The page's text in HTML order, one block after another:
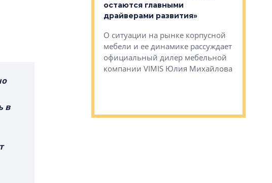
в
остаются главными
драйверами развития»
О ситуации на рынке корпусной
мебели и ее динамике рассуждает
официальный дилер мебельной
компании VIMIS Юлия Михайлова